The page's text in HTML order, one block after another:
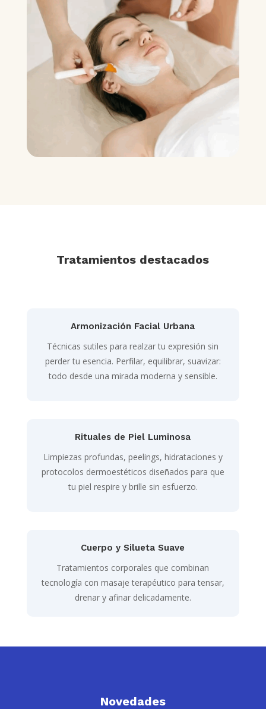
Tratamientos destacados
Armonización Facial Urbana
Técnicas sutiles para realzar tu expresión sin
perder tu esencia. Perfilar, equilibrar, suavizar:
todo desde una mirada moderna y sensible.
Rituales de Piel Luminosa
Limpiezas profundas, peelings, hidrataciones y
protocolos dermoestéticos diseñados para que
tu piel respire y brille sin esfuerzo.
Cuerpo y Silueta Suave
Tratamientos corporales que combinan
tecnología con masaje terapéutico para tensar,
drenar y afinar delicadamente.
Novedades